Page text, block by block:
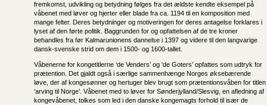
fremkomst, udvikling og betydning følges fra det ældste kendte eksempel på
våbenet med løver og hjerter eller blade fra ca. 1194 til en komposition med
mange felter. Deres betydninger og motiveringen for deres antagelse forklares i
lyset af den førte politik. Baggrunden for og opfattelsen af de tre kroner
behandles fra før Kalmarunionens dannelse i 1397 og videre til den langvarige
dansk-svenske strid om dem i 1500- og 1600-tallet.
Våbenerne for kongetitlerne ‘de Venders’ og ‘de Goters’ opfattes som udtryk for
prætention. Det gjaldt også i særlige sammenhænge Norges øksebærende
løve, der af kongesønner og hertuger blev brugt som prætentionsvåben for titlen
‘arving til Norge’. Våbenet med to løver for Sønderjylland/Slesvig, en afledning af
kongevåbenet, tolkes som led i den danske kongemagts forhold til især de